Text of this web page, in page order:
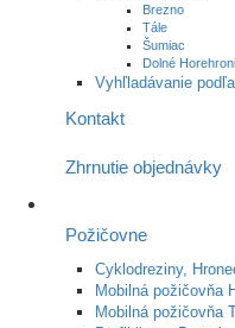
Brezno
Tále
Šumiac
Dolné
Vyhľladávanie
Kontakt
Zhrnutie objednávky
Požičovne
Cyklodreziny,
Mobilná požičovňa
Mobilná požičovňa